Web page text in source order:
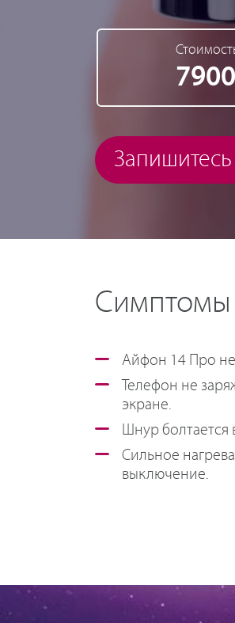
7900
Симптомы
Айфон 14 Про не
Телефон не
экране.
Шнур болтается
Сильное
выключение.